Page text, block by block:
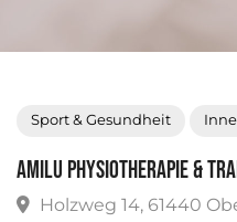
Sport & Gesundheit